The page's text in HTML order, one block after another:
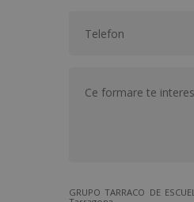
GRUPO TARRACO DE